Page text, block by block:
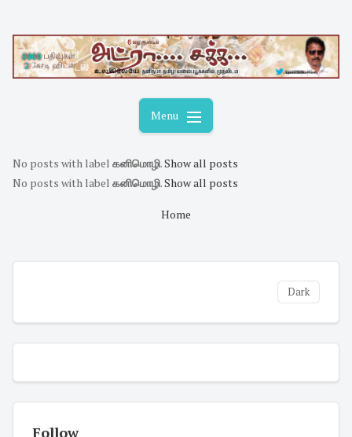
content
Menu
No posts with label கனிமொழி.Show all posts
No posts with label கனிமொழி.Show all posts
Home
Dark
Follow